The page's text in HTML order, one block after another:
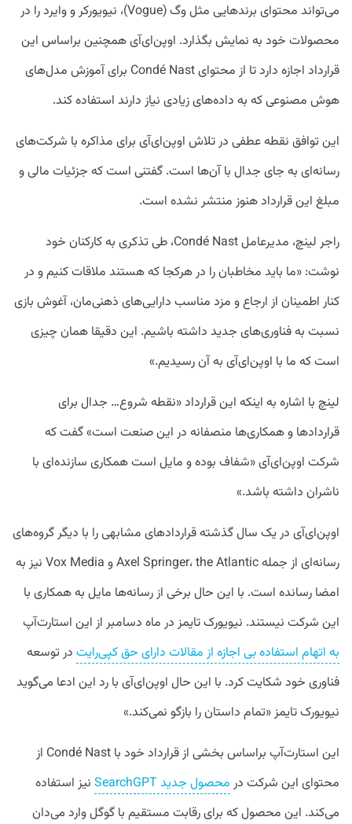
می‌تواند محتوای برند‌هایی مثل وگ (Vogue)، نیویورکر و وایرد را در
محصولات خود به نمایش بگذارد. اوپن‌ای‌آی همچنین براساس این
قرارداد اجازه دارد تا از محتوای Condé Nast برای آموزش مدل‌های
هوش مصنوعی که به داده‌های زیادی نیاز دارند استفاده کند.
این توافق نقطه عطفی در تلاش اوپن‌ا‌ی‌آی برای مذاکره با شرکت‌های
رسانه‌ای به جای جدال با آن‌ها است. گفتنی است که جزئیات مالی و
مبلغ این قرارداد هنوز منتشر نشده است.
راجر لینچ، مدیرعامل Condé Nast، طی تذکری به کارکنان خود
نوشت: «ما باید مخاطبان را در هرکجا که هستند ملاقات کنیم و در
کنار اطمینان از ارجاع و مزد مناسب دارایی‌های ذهنی‌مان، آغوش بازی
نسبت به فناوری‌های جدید داشته باشیم. این دقیقا همان چیزی
است که ما با اوپن‌ای‌آی به آن رسیدیم.»
لینچ با اشاره به اینکه این قرارداد «نقطه شروع… جدال برای
قراردادها و همکاری‌ها منصفانه در این صنعت است» گفت که
شرکت اوپن‌ای‌آی «شفاف بوده و مایل است همکاری سازنده‌ای با
ناشران داشته باشد.»
اوپن‌ای‌آی در یک سال گذشته قرارداد‌های مشابهی را با دیگر گروه‌های
رسانه‌ای از جمله Axel Springer، the Atlantic و Vox Media نیز به
امضا رسانده است. با این حال برخی از رسانه‌ها مایل به همکاری با
این شرکت نیستند. نیویورک تایمز در ماه دسامبر از این استارت‌آپ
به اتهام استفاده بی اجازه از مقالات دارای حق کپی‌رایت در توسعه
فناوری خود شکایت کرد. با این حال اوپن‌ای‌آی با رد این ادعا می‌گوید
نیویورک تایمز «تمام داستان را بازگو نمی‌کند.»
این استارت‌آپ براساس بخشی از قرارداد خود با Condé Nast از
محتوای این شرکت در محصول جدید SearchGPT
نیز استفاده
می‌کند. این محصول که برای رقابت مستقیم با گوگل وارد می‌دان